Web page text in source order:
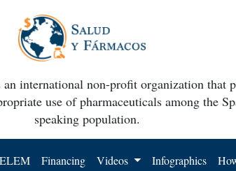
an international non-profit organization that
use of pharmaceuticals among the
speaking population.
Financing Videos Infographics